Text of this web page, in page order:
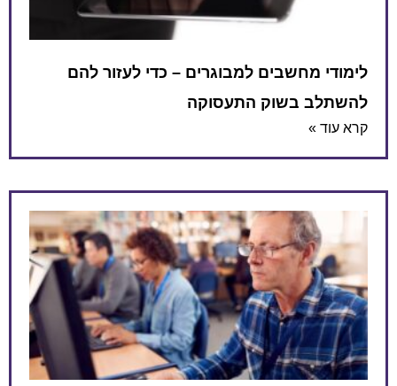
לימודי מחשבים למבוגרים – כדי לעזור להם
להשתלב בשוק התעסוקה
קרא עוד »